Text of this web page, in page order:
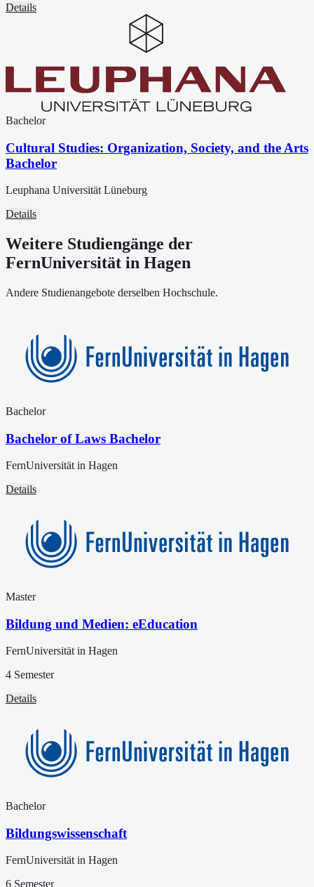
Details
Bachelor
Cultural Studies: Organization, Society, and the Arts
Bachelor
Leuphana Universität Lüneburg
Details
Weitere Studiengänge der
FernUniversität in Hagen
Andere Studienangebote derselben Hochschule.
Bachelor
Bachelor of Laws Bachelor
FernUniversität in Hagen
Details
Master
Bildung und Medien: eEducation
FernUniversität in Hagen
4 Semester
Details
Bachelor
Bildungswissenschaft
FernUniversität in Hagen
6 Semester